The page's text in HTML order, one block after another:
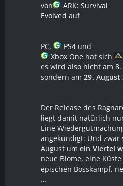
von
ARK: Survival
Evolved auf
PC, PS4 und
Xbox One hat sich
es wird also nicht am
sondern am 29. August
Der Release des
liegt damit natürlich
Eine
angekündigt: Und zwar
August um ein Viertel
neue Biome, eine
epischen Bosskampf,
…